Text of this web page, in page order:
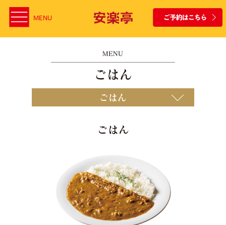
MENU
MENU
ごはん
ごはん
ごはん